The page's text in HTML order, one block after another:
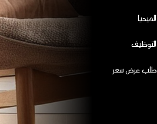
الميديا
التوظيف
طلب عرض سعر